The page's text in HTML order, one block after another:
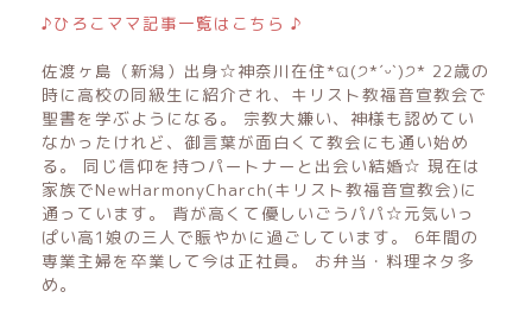
♪ひろこママ記事一覧はこちら ♪
佐渡ヶ島（新潟）出身☆神奈川在住*ଘ(੭*ˊᵕˋ)੭* 22歳の
時に高校の同級生に紹介され、キリスト教福音宣教会で
聖書を学ぶようになる。 宗教大嫌い、神様も認めてい
なかったけれど、御言葉が面白くて教会にも通い始め
る。 同じ信仰を持つパートナーと出会い結婚☆ 現在は
家族でNewHarmonyCharch(キリスト教福音宣教会)に
通っています。 背が高くて優しいごうパパ☆元気いっ
ぱい高1娘の三人で賑やかに過ごしています。 6年間の
専業主婦を卒業して今は正社員。 お弁当・料理ネタ多
め。